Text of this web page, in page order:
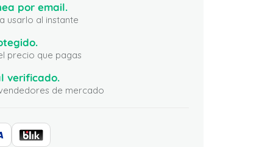
por email.
usarlo al instante
precio que pagas
verificado.
de mercado